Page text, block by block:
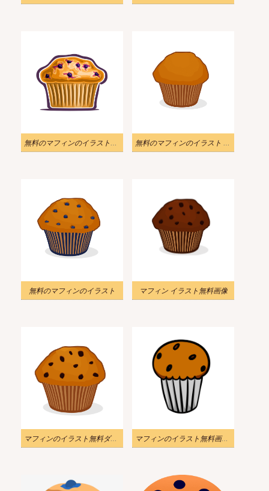
無料のマフィンのイラスト画像 無料のマフィンのイラスト Png
無料のマフィンのイラスト マフィン イラスト無料画像
マフィンのイラスト無料ダウンロード マフィンのイラスト無料画像 2